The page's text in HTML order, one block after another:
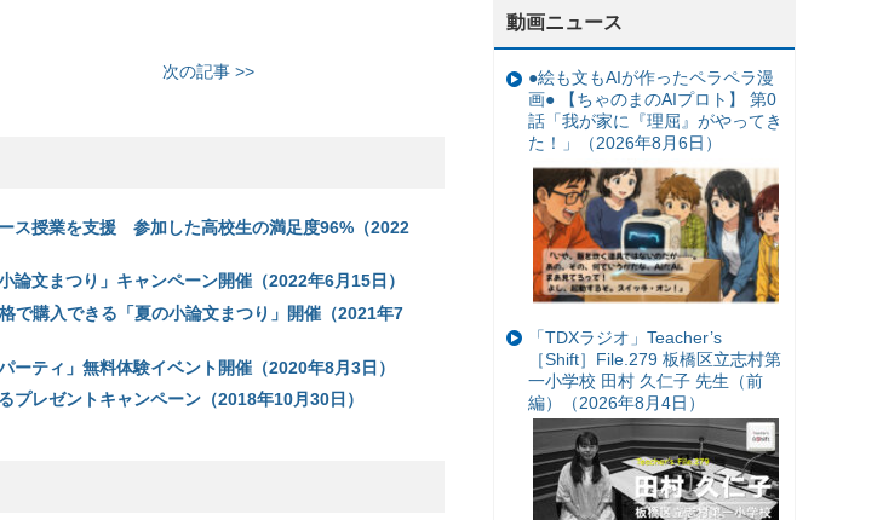
次の記事 >>
ス授業を支援 参加した高校生の満足度96%（2022
文まつり」キャンペーン開催（2022年6月15日）
で購入できる「夏の小論文まつり」開催（2021年7
ーティ」無料体験イベント開催（2020年8月3日）
プレゼントキャンペーン（2018年10月30日）
動画ニュース
●絵も文もAIが作ったペラペラ漫
画● 【ちゃのまのAIプロト】 第0
話「我が家に『理屈』がやってき
た！」（2026年8月6日）
「TDXラジオ」Teacher’s
［Shift］File.279 板橋区立志村第
一小学校 田村 久仁子 先生（前
編）（2026年8月4日）